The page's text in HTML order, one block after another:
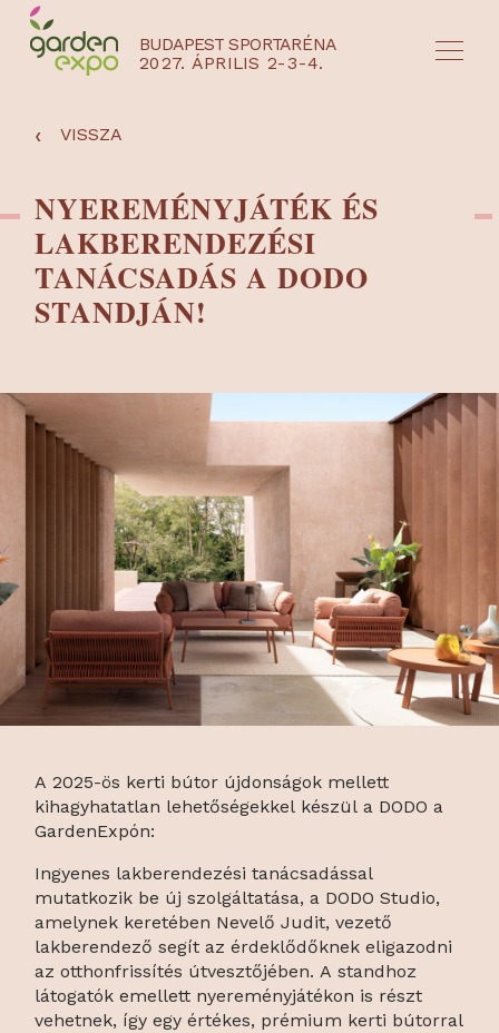
BUDAPEST SPORTARÉNA
2027. ÁPRILIS 2-3-4.
NYEREMÉNYJÁTÉK / REGISZTRÁCIÓ
‹ VISSZA
NYEREMÉNYJÁTÉK ÉS
LAKBERENDEZÉSI
TANÁCSADÁS A DODO
STANDJÁN!
A 2025-ös kerti bútor újdonságok mellett
kihagyhatatlan lehetőségekkel készül a DODO a
GardenExpón:
Ingyenes lakberendezési tanácsadással
mutatkozik be új szolgáltatása, a DODO Studio,
amelynek keretében Nevelő Judit, vezető
lakberendező segít az érdeklődőknek eligazodni
az otthonfrissítés útvesztőjében. A standhoz
látogatók emellett nyereményjátékon is részt
vehetnek, így egy értékes, prémium kerti bútorral